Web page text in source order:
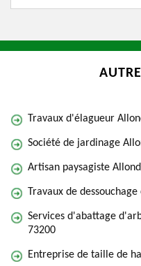
Travaux d'élagueur
Société de jardinage
Artisan paysagiste
Travaux de
Services d'abattage
73200
Entreprise de taille de